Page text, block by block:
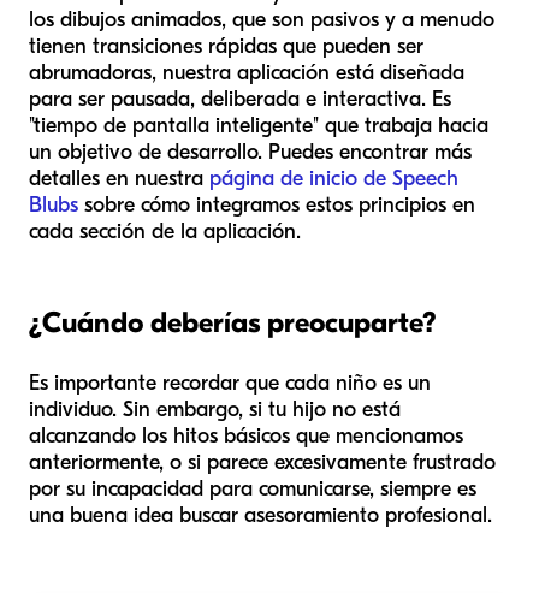
los dibujos animados, que son pasivos y a menudo
tienen transiciones rápidas que pueden ser
abrumadoras, nuestra aplicación está diseñada
para ser pausada, deliberada e interactiva. Es
"tiempo de pantalla inteligente" que trabaja hacia
un objetivo de desarrollo. Puedes encontrar más
detalles en nuestra página de inicio de Speech
Blubs sobre cómo integramos estos principios en
cada sección de la aplicación.
¿Cuándo deberías preocuparte?
Es importante recordar que cada niño es un
individuo. Sin embargo, si tu hijo no está
alcanzando los hitos básicos que mencionamos
anteriormente, o si parece excesivamente frustrado
por su incapacidad para comunicarse, siempre es
una buena idea buscar asesoramiento profesional.